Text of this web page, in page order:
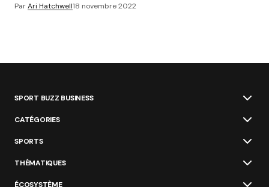
ParAri Hatchwell18 novembre 2022
SPORT BUZZ BUSINESS
CATÉGORIES
SPORTS
THÉMATIQUES
ÉCOSYSTÈME